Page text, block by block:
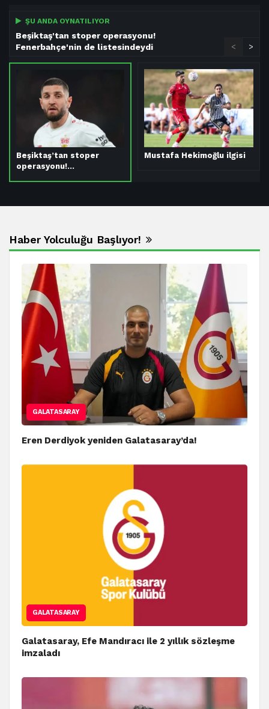
ŞU ANDA OYNATILIYOR
Beşiktaş'tan stoper operasyonu!
Fenerbahçe'nin de listesindeydi
Beşiktaş’tan stoper
operasyonu!…
Mustafa Hekimoğlu ilgisi
< >
Haber Yolculuğu Başlıyor!
GALATASARAY
Eren Derdiyok yeniden Galatasaray’da!
GALATASARAY
Galatasaray, Efe Mandıracı ile 2 yıllık sözleşme
imzaladı